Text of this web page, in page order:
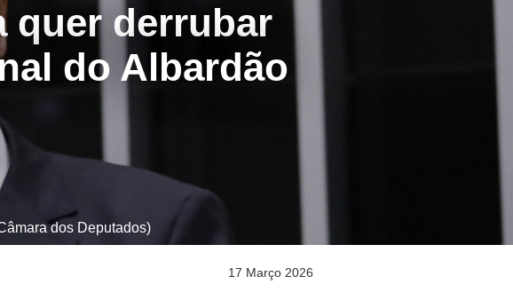
quer derrubar
do Albardão
dos Deputados)
17 Março 2026